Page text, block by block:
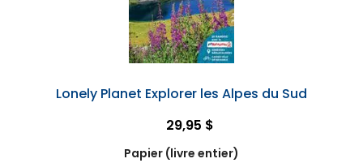
Lonely Planet Explorer les Alpes du Sud
29,95 $
Papier (livre entier)